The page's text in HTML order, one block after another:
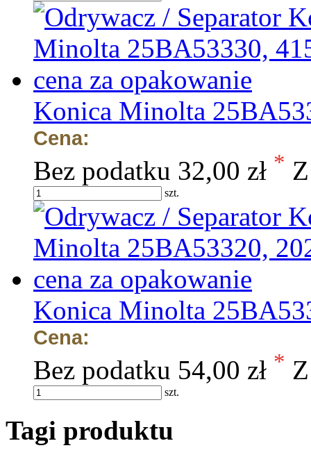
Konica Minolta
Cena:
Bez podatku 32,00 zł *
szt.
Konica Minolta
Cena:
Bez podatku 54,00 zł *
szt.
Tagi produktu